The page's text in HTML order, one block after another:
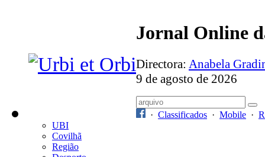
Jornal Online
Directora: Anabela
9 de agosto de 2026
· Classificados · Mobile ·
UBI
Covilhã
Região